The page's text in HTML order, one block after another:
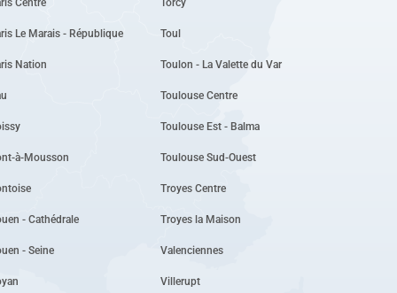
Le Marais - République
Nation
à-Mousson
- Cathédrale
- Seine
Toul
Toulon - La Valette du Var
Toulouse Centre
Toulouse Est - Balma
Toulouse Sud-Ouest
Troyes Centre
Troyes la Maison
Valenciennes
Villerupt